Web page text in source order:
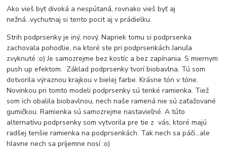
Ako vieš byť divoká a nespútaná, rovnako vieš byť aj
nežná...vychutnaj si tento pocit aj v prádielku.
Strih podprsenky je iný, nový. Napriek tomu si podprsenka
zachovala pohodlie, na ktoré ste pri podprsenkách Januľa
zvyknuté :o) Je samozrejme bez kostíc a bez zapínania. S miernym
push up efektom. Základ podprsenky tvorí biobavlna. Tú som
dotvorila výraznou krajkou v bielej farbe. Krásne tón v tóne.
Novinkou pri tomto modeli podprsenky sú tenké ramienka. Tiež
som ich obalila biobavlnou, nech naše ramená nie sú zaťažované
gumičkou. Ramienka sú samozrejme nastavieľné. A túto
alternatívu podprsenky som vytvorila pre tie z vás, ktoré majú
radšej tenšie ramienka na podprsenkách. Tak nech sa páči...ale
hlavne nech sa príjemne nosí :o)